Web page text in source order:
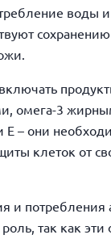
воды
омега-3
Е – они
клеток от
и потребления
так как